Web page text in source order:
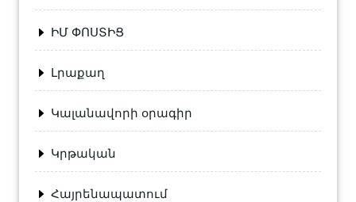
ԻՄ ՓՈՍՏԻՑ
Լրաքաղ
Կալանավորի օրագիր
Կրթական
Հայրենապատում